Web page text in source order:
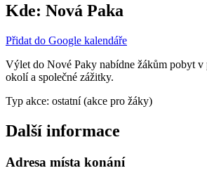
Kde: Nová Paka
Přidat do Google kalendáře
Výlet do Nové Paky nabídne žákům pobyt v
okolí a společné zážitky.
Typ akce: ostatní (akce pro žáky)
Další informace
Adresa místa konání